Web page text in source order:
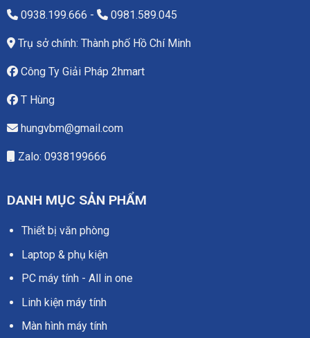
0938.199.666 - 0981.589.045
Trụ sở chính: Thành phố Hồ Chí Minh
Công Ty Giải Pháp 2hmart
T Hùng
hungvbm@gmail.com
Zalo: 0938199666
DANH MỤC SẢN PHẨM
Thiết bị văn phòng
Laptop & phụ kiện
PC máy tính - All in one
Linh kiện máy tính
Màn hình máy tính